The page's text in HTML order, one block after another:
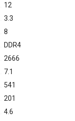
12
3.3
8
DDR4
2666
7.1
541
201
4.6